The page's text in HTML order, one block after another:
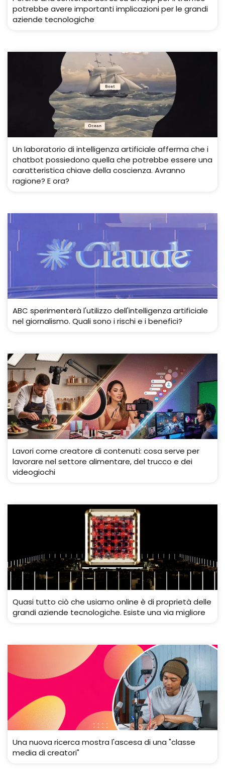
potrebbe avere importanti implicazioni per le grandi
aziende tecnologiche
Un laboratorio di intelligenza artificiale afferma che i
chatbot possiedono quella che potrebbe essere una
caratteristica chiave della coscienza. Avranno
ragione? E ora?
ABC sperimenterà l'utilizzo dell'intelligenza artificiale
nel giornalismo. Quali sono i rischi e i benefici?
Lavori come creatore di contenuti: cosa serve per
lavorare nel settore alimentare, del trucco e dei
videogiochi
Quasi tutto ciò che usiamo online è di proprietà delle
grandi aziende tecnologiche. Esiste una via migliore
Una nuova ricerca mostra l'ascesa di una "classe
media di creatori"